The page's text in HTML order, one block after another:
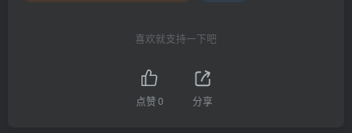
喜欢就支持一下吧
点赞0 分享